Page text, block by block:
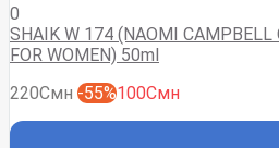
0
SHAIK W 174 (NAOMI CAMPBELL
FOR WOMEN) 50ml
220Смн -55%100Смн